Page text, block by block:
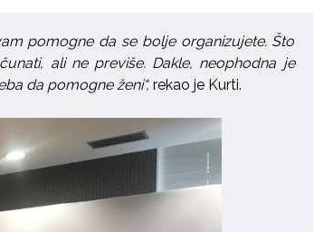
pomogne da se bolje organizujete. Što
ali ne previše. Dakle, neophodna je
da pomogne ženi“, rekao je Kurti.